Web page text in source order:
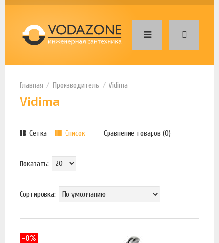
Производитель Vidima
Vidima
Сетка Список Сравнение товаров (0)
Показать:
Сортировка:
-0%